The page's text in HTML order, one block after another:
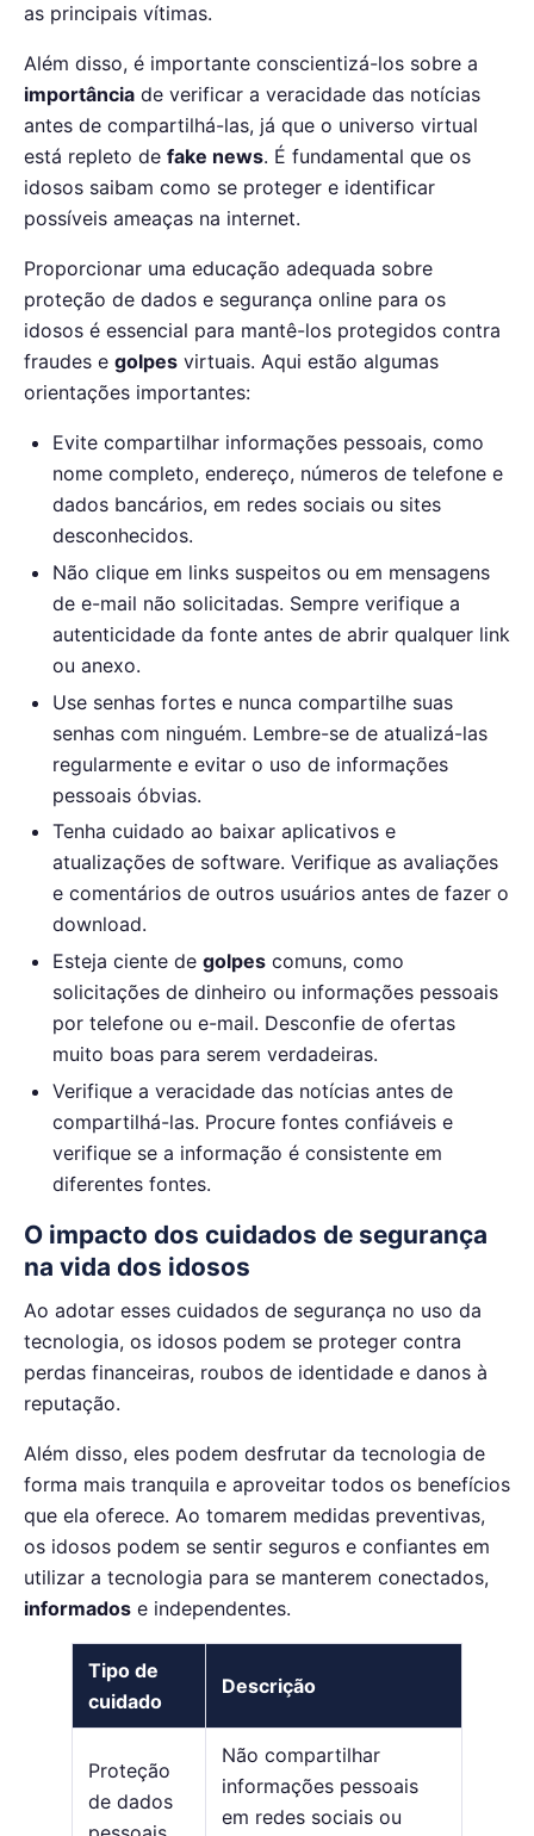
as principais vítimas.
Além disso, é importante conscientizá-los sobre a
importância de verificar a veracidade das notícias
antes de compartilhá-las, já que o universo virtual
está repleto de fake news. É fundamental que os
idosos saibam como se proteger e identificar
possíveis ameaças na internet.
Proporcionar uma educação adequada sobre
proteção de dados e segurança online para os
idosos é essencial para mantê-los protegidos contra
fraudes e golpes virtuais. Aqui estão algumas
orientações importantes:
Evite compartilhar informações pessoais, como
nome completo, endereço, números de telefone e
dados bancários, em redes sociais ou sites
desconhecidos.
Não clique em links suspeitos ou em mensagens
de e-mail não solicitadas. Sempre verifique a
autenticidade da fonte antes de abrir qualquer link
ou anexo.
Use senhas fortes e nunca compartilhe suas
senhas com ninguém. Lembre-se de atualizá-las
regularmente e evitar o uso de informações
pessoais óbvias.
Tenha cuidado ao baixar aplicativos e
atualizações de software. Verifique as avaliações
e comentários de outros usuários antes de fazer o
download.
Esteja ciente de golpes comuns, como
solicitações de dinheiro ou informações pessoais
por telefone ou e-mail. Desconfie de ofertas
muito boas para serem verdadeiras.
Verifique a veracidade das notícias antes de
compartilhá-las. Procure fontes confiáveis e
verifique se a informação é consistente em
diferentes fontes.
O impacto dos cuidados de segurança
na vida dos idosos
Ao adotar esses cuidados de segurança no uso da
tecnologia, os idosos podem se proteger contra
perdas financeiras, roubos de identidade e danos à
reputação.
Além disso, eles podem desfrutar da tecnologia de
forma mais tranquila e aproveitar todos os benefícios
que ela oferece. Ao tomarem medidas preventivas,
os idosos podem se sentir seguros e confiantes em
utilizar a tecnologia para se manterem conectados,
informados e independentes.
Tipo de
cuidado
Descrição
Proteção
de dados
Não compartilhar
informações pessoais
em redes sociais ou